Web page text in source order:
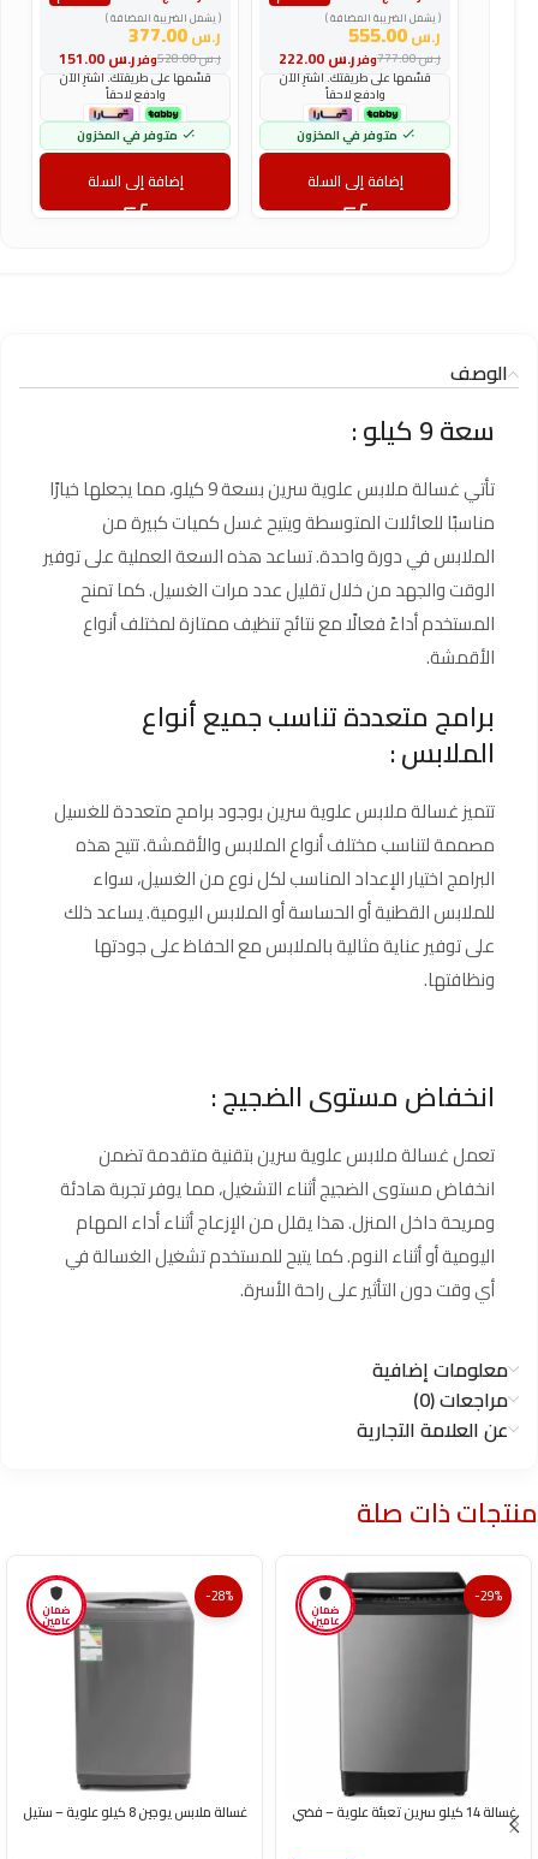
( يشمل الضريبة المضافة )
ر.س555.00
وفرر.س ر.س777.00
قسّمها على طريقتك. اشترِ الآن
وادفع لاحقاً
متوفر في المخزون
إضافة إلى السلة
( يشمل الضريبة المضافة )
ر.س377.00
وفرر.س ر.س528.00
قسّمها على طريقتك. اشترِ الآن
وادفع لاحقاً
متوفر في المخزون
إضافة إلى السلة
الوصف
سعة 9 كيلو :
تأتي غسالة ملابس علوية سرين بسعة 9 كيلو، مما يجعلها خيارًا
مناسبًا للعائلات المتوسطة ويتيح غسل كميات كبيرة من
الملابس في دورة واحدة. تساعد هذه السعة العملية على توفير
الوقت والجهد من خلال تقليل عدد مرات الغسيل. كما تمنح
المستخدم أداءً فعالًا مع نتائج تنظيف ممتازة لمختلف أنواع
الأقمشة.
برامج متعددة تناسب جميع أنواع
الملابس :
تتميز غسالة ملابس علوية سرين بوجود برامج متعددة للغسيل
مصممة لتناسب مختلف أنواع الملابس والأقمشة. تتيح هذه
البرامج اختيار الإعداد المناسب لكل نوع من الغسيل، سواء
للملابس القطنية أو الحساسة أو الملابس اليومية. يساعد ذلك
على توفير عناية مثالية بالملابس مع الحفاظ على جودتها
ونظافتها.
انخفاض مستوى الضجيج :
تعمل غسالة ملابس علوية سرين بتقنية متقدمة تضمن
انخفاض مستوى الضجيج أثناء التشغيل، مما يوفر تجربة هادئة
ومريحة داخل المنزل. هذا يقلل من الإزعاج أثناء أداء المهام
اليومية أو أثناء النوم. كما يتيح للمستخدم تشغيل الغسالة في
أي وقت دون التأثير على راحة الأسرة.
معلومات إضافية
مراجعات (0)
عن العلامة التجارية
منتجات ذات صلة
ضمان
عامين
-29%
غسالة 14 كيلو سرين تعبئة علوية – فضي
ضمان
عامين
-28%
غسالة ملابس يوجين 8 كيلو علوية – ستيل